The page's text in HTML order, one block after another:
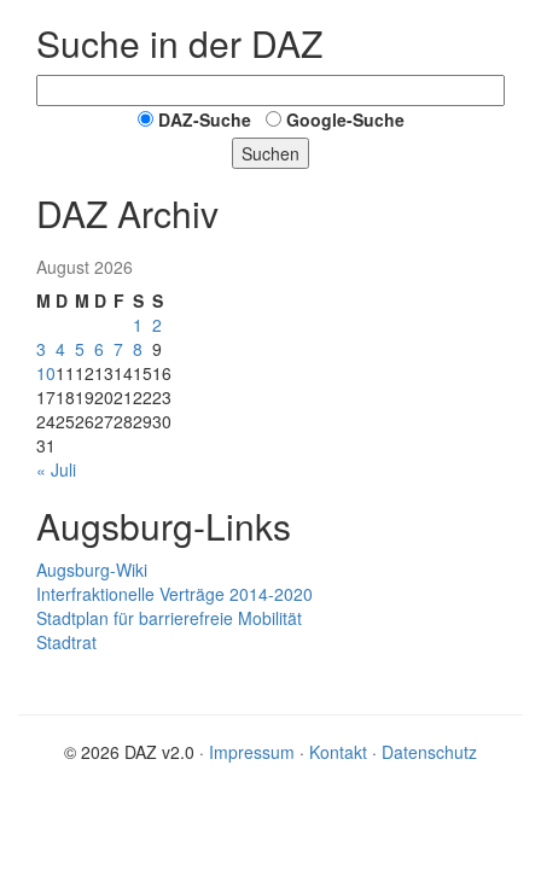
Suche in der DAZ
DAZ-Suche
Google-Suche
Suchen
DAZ Archiv
August 2026
M D M D F S S
1 2
3 4 5 6 7 8 9
1011 1213141516
17181920212223
24252627282930
31
« Juli
Augsburg-Links
Augsburg-Wiki
Interfraktionelle Verträge 2014-2020
Stadtplan für barrierefreie Mobilität
Stadtrat
© 2026 DAZ v2.0 · Impressum · Kontakt · Datenschutz